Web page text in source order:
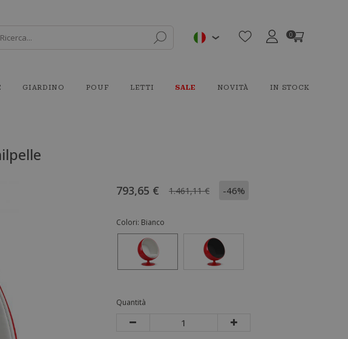
0
GIARDINO POUF LETTI SALE NOVITÀ IN STOCK
793,65 € 1.461,11 € -46%
Colori: Bianco
Quantità